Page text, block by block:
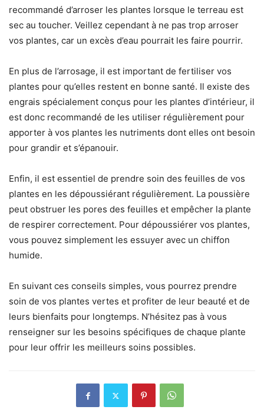
recommandé d’arroser les plantes lorsque le terreau est
sec au toucher. Veillez cependant à ne pas trop arroser
vos plantes, car un excès d’eau pourrait les faire pourrir.
En plus de l’arrosage, il est important de fertiliser vos
plantes pour qu’elles restent en bonne santé. Il existe des
engrais spécialement conçus pour les plantes d’intérieur, il
est donc recommandé de les utiliser régulièrement pour
apporter à vos plantes les nutriments dont elles ont besoin
pour grandir et s’épanouir.
Enfin, il est essentiel de prendre soin des feuilles de vos
plantes en les dépoussiérant régulièrement. La poussière
peut obstruer les pores des feuilles et empêcher la plante
de respirer correctement. Pour dépoussiérer vos plantes,
vous pouvez simplement les essuyer avec un chiffon
humide.
En suivant ces conseils simples, vous pourrez prendre
soin de vos plantes vertes et profiter de leur beauté et de
leurs bienfaits pour longtemps. N’hésitez pas à vous
renseigner sur les besoins spécifiques de chaque plante
pour leur offrir les meilleurs soins possibles.